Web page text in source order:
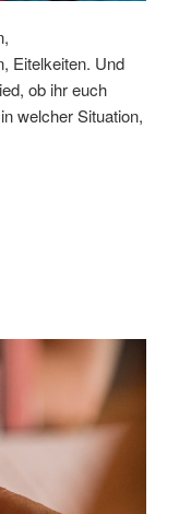
Eitelkeiten. Und
ob ihr euch
welcher Situation,